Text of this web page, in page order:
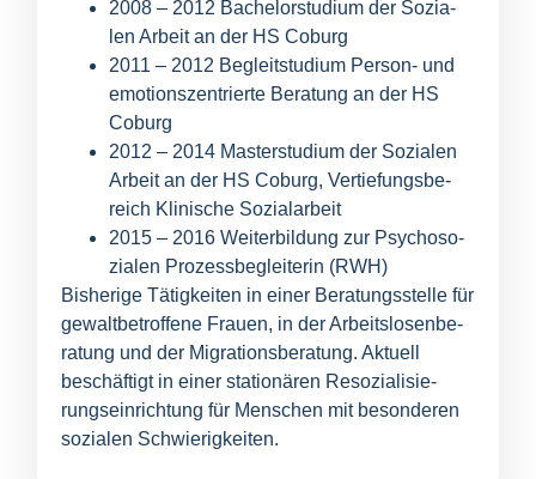
2008 – 2012 Bache­lor­stu­di­um der Sozia­
len Arbeit an der HS Coburg
2011 – 2012 Begleit­stu­di­um Per­son- und
emo­ti­ons­zen­trier­te Bera­tung an der HS
Coburg
2012 – 2014 Mas­ter­stu­di­um der Sozia­len
Arbeit an der HS Coburg, Ver­tie­fungs­be­
reich Kli­ni­sche Sozialarbeit
2015 – 2016 Wei­ter­bil­dung zur Psy­cho­so­
zia­len Pro­zess­be­glei­te­rin (RWH)
Bis­he­ri­ge Tätig­kei­ten in einer Bera­tungs­stel­le für
gewalt­be­trof­fe­ne Frau­en, in der Arbeits­lo­sen­be­
ra­tung und der Migra­ti­ons­be­ra­tung. Aktu­ell
beschäf­tigt in einer sta­tio­nä­ren Reso­zia­li­sie­
rungs­ein­rich­tung für Men­schen mit beson­de­ren
sozia­len Schwierigkeiten.